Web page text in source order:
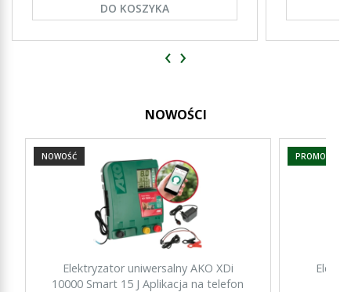
DO KOSZYKA
‹ ›
NOWOŚCI
Elektryzator uniwersalny AKO XDi
10000 Smart 15 J Aplikacja na telefon
NOWOŚĆ PROMOCJA